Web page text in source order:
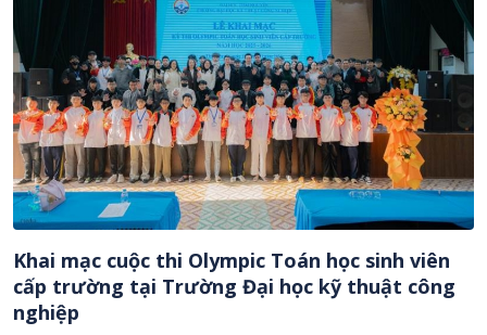
Khai mạc cuộc thi Olympic Toán học sinh viên
cấp trường tại Trường Đại học kỹ thuật công
nghiệp